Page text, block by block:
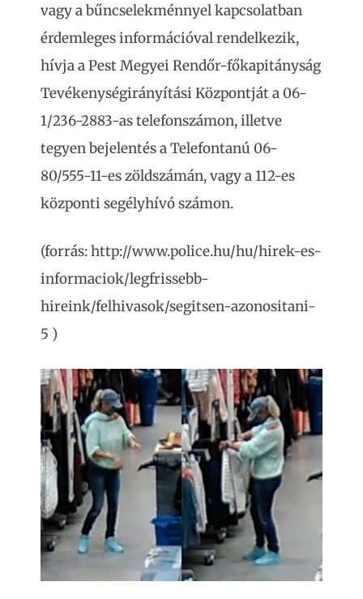
vagy a bűncselekménnyel kapcsolatban
érdemleges információval rendelkezik,
hívja a Pest Megyei Rendőr-főkapitányság
Tevékenységirányítási Központját a 06-
1/236-2883-as telefonszámon, illetve
tegyen bejelentés a Telefontanú 06-
80/555-11-es zöldszámán, vagy a 112-es
központi segélyhívó számon.
(forrás: http://www.police.hu/hu/hirek-es-
informaciok/legfrissebb-
hireink/felhivasok/segitsen-azonositani-
5 )